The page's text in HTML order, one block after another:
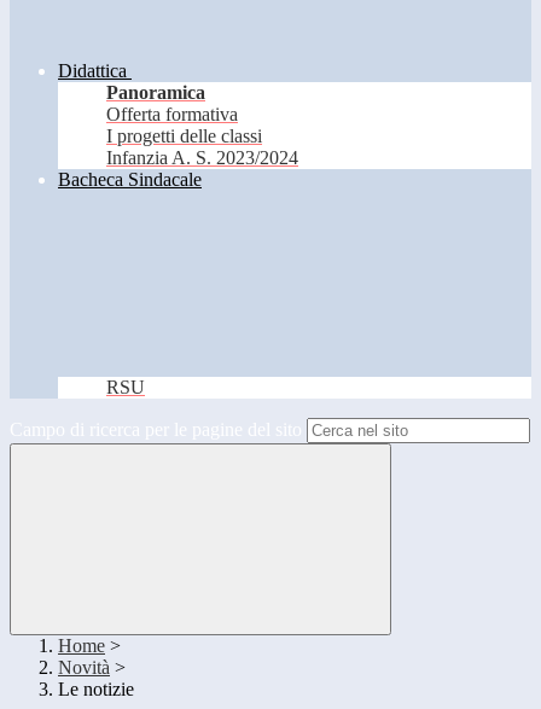
Didattica
Panoramica
Offerta formativa
I progetti delle classi
Infanzia A. S. 2023/2024
Bacheca Sindacale
RSU
Campo di ricerca per le pagine del sito
Home >
Novità >
Le notizie